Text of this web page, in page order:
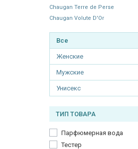
Chaugan Terre de Perse
Chaugan Volute D'Or
Все
Женские
Мужские
Унисекс
ТИП ТОВАРА
Парфюмерная вода
Тестер